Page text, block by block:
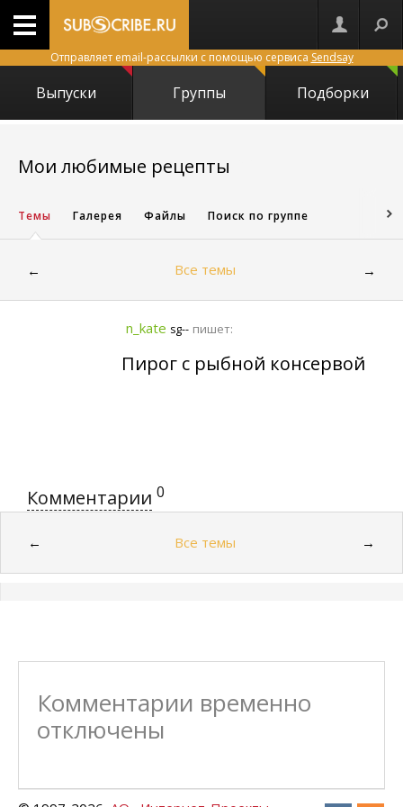
Отправляет email-рассылки с помощью сервиса Sendsay
Выпуски Группы Подборки
Мои любимые рецепты
Темы Галерея Файлы Поиск по группе
← Все темы →
n_kate sg-- пишет:
Пирог с рыбной консервой
Комментарии 0
← Все темы →
Комментарии временно
отключены